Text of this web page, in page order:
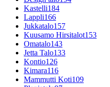
Kastelli184
Lappli166
Jukkatalo157
Kuusamo Hirsitalot153
Omatalo143
Jetta Talo133
Kontio126
Kimara116
Mammutti Koti109